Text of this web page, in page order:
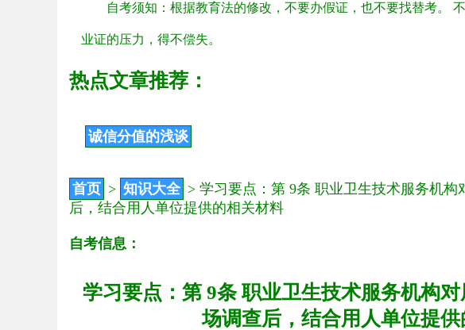
自考须知：根据教育法的修改，不要办假证，也不要找替考。
业证的压力，得不偿失。
热点文章推荐：
诚信分值的浅谈
首页 > 知识大全 > 学习要点：第 9条 职业卫生技术服务机
后，结合用人单位提供的相关材料
自考信息：
学习要点：第 9条 职业卫生技术服务机构
场调查后，结合用人单位提